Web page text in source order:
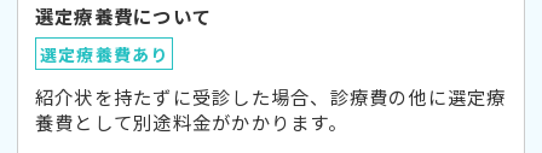
選定療養費について
選定療養費あり
紹介状を持たずに受診した場合、診療費の他に選定療
養費として別途料金がかかります。